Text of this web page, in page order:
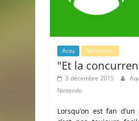
Actu Réflexions
"Et la
3 décembre 2015
Nintendo
Lorsqu’on est fan